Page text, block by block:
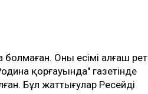
Оның есімі алғаш рет
қорғауында" газетінде
Бұл жаттығулар Ресейдің